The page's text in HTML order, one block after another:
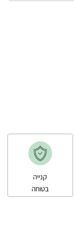
קנייה
בטוחה